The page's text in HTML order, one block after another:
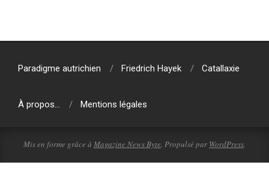
01-
Paradigme autrichien
Friedrich Hayek Catallaxie
À propos… Mentions légales
Mis en forme grâce à Magazine News Byte. Propulsé par WordPress.